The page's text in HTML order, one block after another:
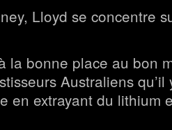
Lloyd se concentre
la bonne place au bon
Australiens
en extrayant du lithium